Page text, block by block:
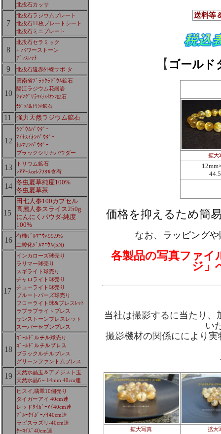
北投石カッサ
7
北投石ラジウムプレート
北投石11枚プレートシート
北投石ミニプレート
8
北投石セラミック
+ パワーストーン
ﾌﾞﾚｽﾚｯﾄ
9 北投石遠赤外線サポ-タ-
10
雲南省ﾌﾞﾗｯｸﾗｼﾞｳﾑ鉱石
陽江ラジウム花崗岩
ｼｬﾝｸﾞﾘﾗﾏｲﾅｽｲｵﾝﾝ鉱石
ﾗｼﾞｳﾑ&ﾄﾘｳﾑ鉱石
11 強力天然ラジウム鉱石
12
ﾗｼﾞｳﾑﾊﾟｳﾀﾞｰ
ﾏｲﾅｽｲｵﾝﾊﾟｳﾀﾞｰ
ﾄﾙﾏﾘﾝﾊﾟｳﾀﾞｰ
ブラックシリカパウダー
13
トリウム鉱石
ﾚｱｱｰｽorﾚｱﾒﾀﾙ含有
14 冬虫夏草純度100%
冬虫夏草茶
15
田七人参100カプセル
高麗人参スライス250g
にんにくパウダ-純度
100%
16
有機ｹﾞﾙﾏﾆｳﾑ99.9%
二酸化ｹﾞﾙﾏﾆｳﾑ(5N)
17
インカローズ球売り
ラリマー球売り
スギライト球売り
チャロライト球売り
チューライト球売り
ブルートパーズ球売り
フローライト球&ブレスﾚｯﾄ
ラブラブライトブレス
サンストーンブレスレット
スーパーセブンブレス
18
ｺﾞｰﾙﾄﾞルチル球売り
ｺﾞｰﾙﾄﾞルチルブレス
ブラックルチルブレス
グリーンファントムブレス
19
天然水晶玉＆アメジスト玉
天然水晶6～14mm 40cm連
ヒスイ,翡翠10個売り
タイガーアイ 40cm連
レッドﾀｲｶﾞｰｱｲ40cm連
ﾌﾞﾙｰﾀｲｶﾞｰｱｲ40cm連
ラピスラズリ-40cm連
ﾀｰｺｲｽﾞ40cm連
送料等
【 ゴールド
拡大
価格を抑えるため簡
なお、 ラッピング
各製品の写真ファイ
ジ」
当社は撮影するに当たり
い
撮影機材の関係ににより
拡大写真 拡大